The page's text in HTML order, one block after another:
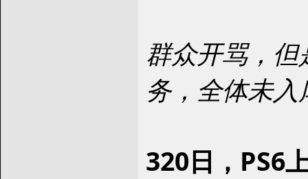
群众开骂，
务，全体未
320日，PS6